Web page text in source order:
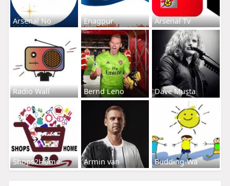
Arsenal No Enagpur Arsenal Tv
Radio Wall Bernd Leno Dave Musta
Shops2Home Armin van Budding-Wa